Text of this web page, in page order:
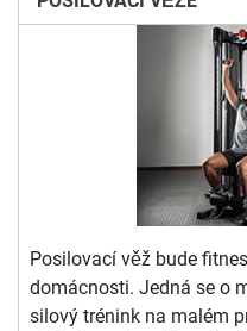
Posilovací věž bude
domácnosti. Jedná se o
silový trénink na malém